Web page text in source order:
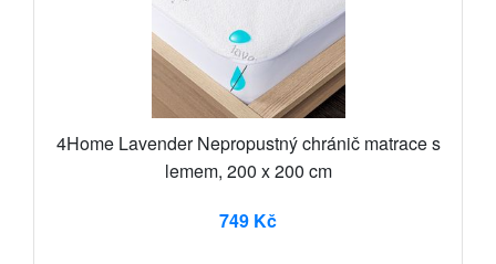
4Home Lavender Nepropustný chránič matrace s
lemem, 200 x 200 cm
749 Kč